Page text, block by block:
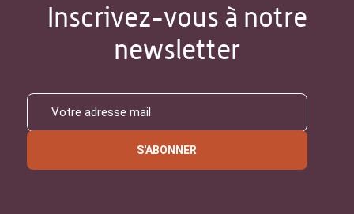
Inscrivez-vous à notre
newsletter
S'ABONNER